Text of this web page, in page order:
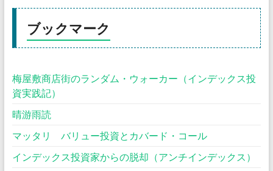
ブックマーク
梅屋敷商店街のランダム・ウォーカー（インデックス投
資実践記）
晴游雨読
マッタリ バリュー投資とカバード・コール
インデックス投資家からの脱却（アンチインデックス）